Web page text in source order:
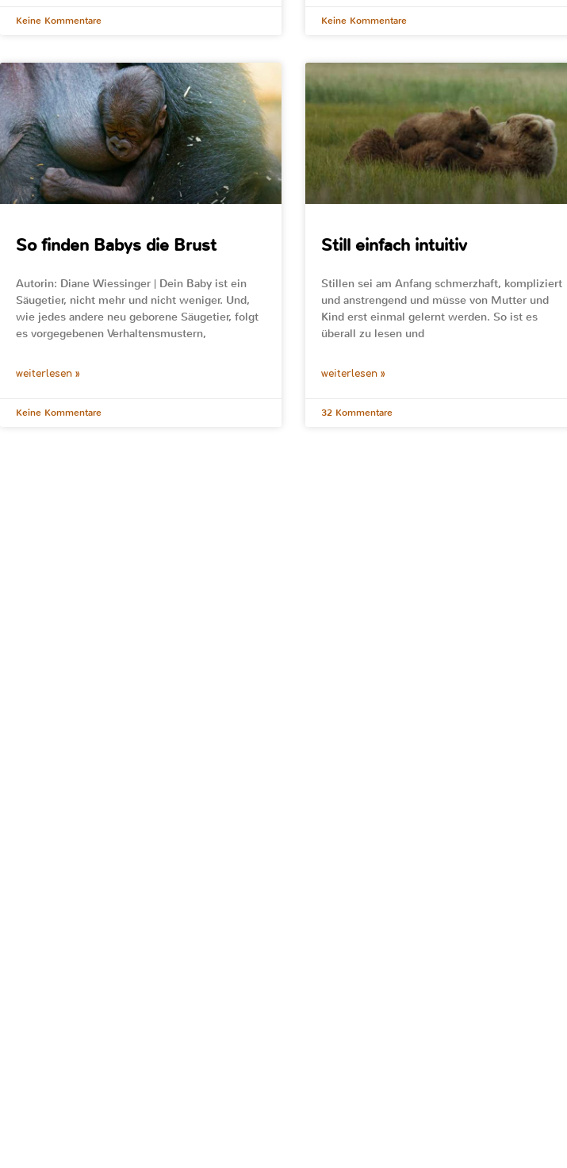
Keine Kommentare Keine Kommentare
So finden Babys die Brust
Autorin: Diane Wiessinger | Dein Baby ist ein
Säugetier, nicht mehr und nicht weniger. Und,
wie jedes andere neu geborene Säugetier, folgt
es vorgegebenen Verhaltensmustern,
weiterlesen »
Keine Kommentare
Still einfach intuitiv
Stillen sei am Anfang schmerzhaft, kompliziert
und anstrengend und müsse von Mutter und
Kind erst einmal gelernt werden. So ist es
überall zu lesen und
weiterlesen »
32 Kommentare